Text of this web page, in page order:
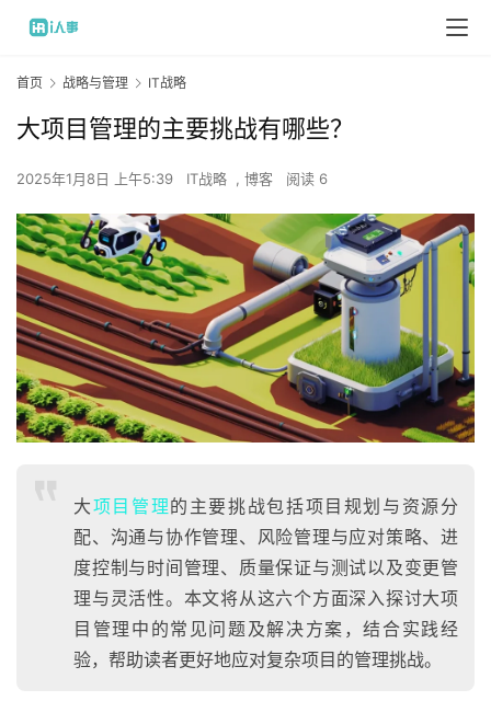
首页 战略与管理 IT战略
大项目管理的主要挑战有哪些？
2025年1月8日 上午5:39 IT战略 , 博客 阅读 6
大项目管理的主要挑战包括项目规划与资源分
配、沟通与协作管理、风险管理与应对策略、进
度控制与时间管理、质量保证与测试以及变更管
理与灵活性。本文将从这六个方面深入探讨大项
目管理中的常见问题及解决方案，结合实践经
验，帮助读者更好地应对复杂项目的管理挑战。